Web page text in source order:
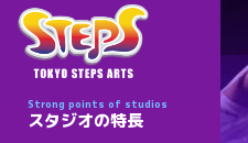
Strong points of studios
スタジオの特長